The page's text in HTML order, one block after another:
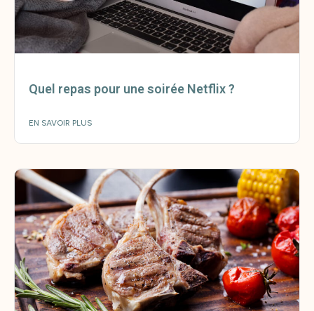
Quel repas pour une soirée Netflix ?
EN SAVOIR PLUS